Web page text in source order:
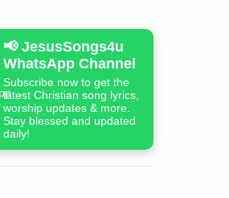
📢 JesusSongs4u
WhatsApp Channel
Subscribe now to get the
latest Christian song lyrics,
worship updates & more.
Stay blessed and updated
daily!